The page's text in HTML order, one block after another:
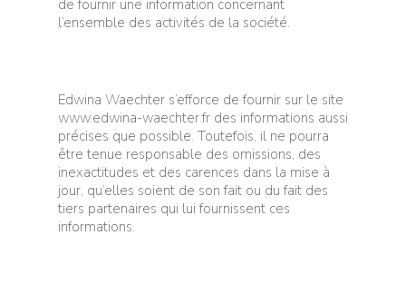
de fournir une information concernant
l’ensemble des activités de la société.
Edwina Waechter s’efforce de fournir sur le site
www.edwina-waechter.fr des informations aussi
précises que possible. Toutefois, il ne pourra
être tenue responsable des omissions, des
inexactitudes et des carences dans la mise à
jour, qu’elles soient de son fait ou du fait des
tiers partenaires qui lui fournissent ces
informations.